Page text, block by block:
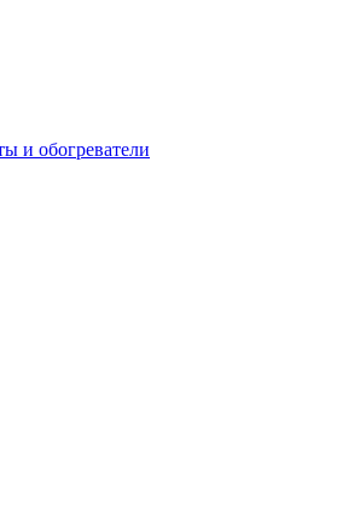
и обогреватели